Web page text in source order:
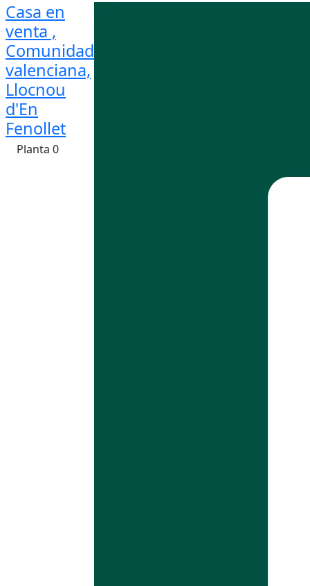
Casa en
venta ,
Comunidad
valenciana,
Llocnou
d'En
Fenollet
Planta 0